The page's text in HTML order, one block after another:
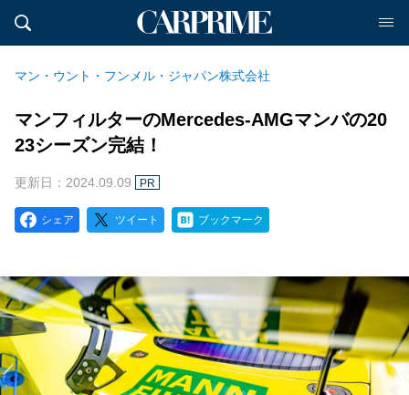
マン・ウント・フンメル・ジャパン株式会社
マンフィルターのMercedes-AMGマンバの20
23シーズン完結！
更新日：2024.09.09 PR
シェア ツイート ブックマーク